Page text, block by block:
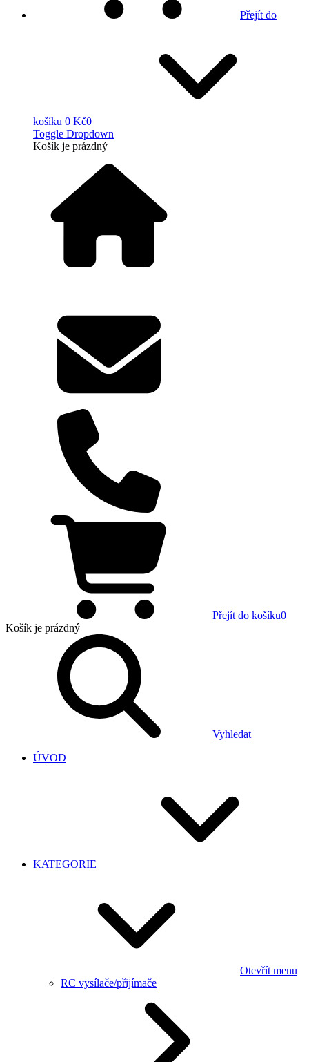
Přejít do
košíku 0 Kč0
Toggle Dropdown
Košík je prázdný
Přejít do košíku0
Košík je prázdný
Vyhledat
ÚVOD
KATEGORIE
Otevřít menu
RC vysílače/přijímače